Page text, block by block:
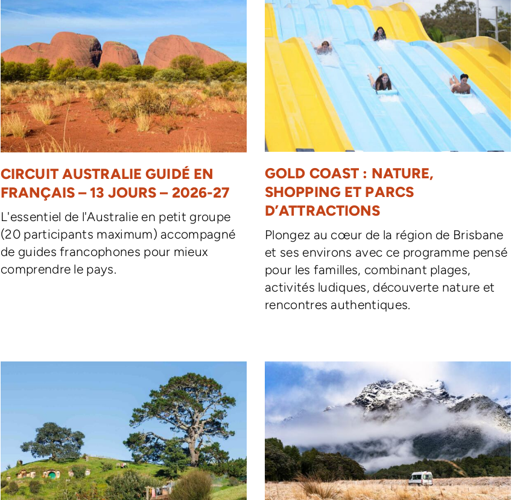
CIRCUIT AUSTRALIE GUIDÉ EN
FRANÇAIS – 13 JOURS – 2026-27
L'essentiel de l'Australie en petit groupe
(20 participants maximum) accompagné
de guides francophones pour mieux
comprendre le pays.
GOLD COAST : NATURE,
SHOPPING ET PARCS
D’ATTRACTIONS
Plongez au cœur de la région de Brisbane
et ses environs avec ce programme pensé
pour les familles, combinant plages,
activités ludiques, découverte nature et
rencontres authentiques.